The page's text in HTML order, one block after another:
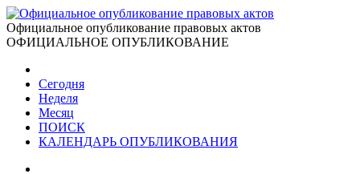
Официальное опубликование правовых актов
ОФИЦИАЛЬНОЕ ОПУБЛИКОВАНИЕ
Сегодня
Неделя
Месяц
ПОИСК
КАЛЕНДАРЬ ОПУБЛИКОВАНИЯ